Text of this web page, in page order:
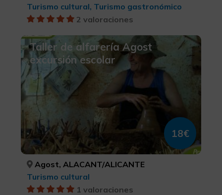
Turismo cultural, Turismo gastronómico
2 valoraciones
Taller de alfarería Agost
excursión escolar
18€
Agost, ALACANT/ALICANTE
Turismo cultural
1 valoraciones